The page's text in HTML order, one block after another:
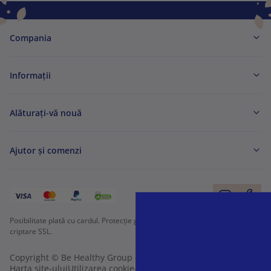
Compania
Informaţii
Alăturați-vă nouă
Ajutor și comenzi
Posibilitate plată cu cardul. Protecție garantată a datelor personale prin
criptare SSL.
Copyright © Be Healthy Group d.o.o. 2012 - 2026
Harta site-uluiUtilizarea cookie-urilor